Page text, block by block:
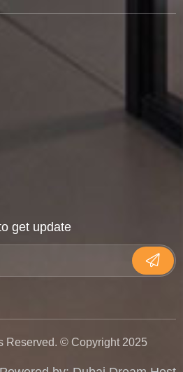
get update
Reserved. © Copyright 2025